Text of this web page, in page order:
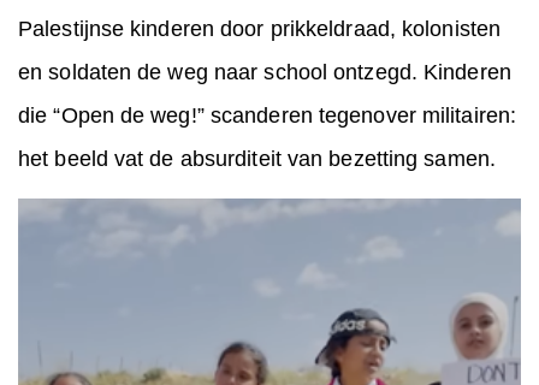
Palestijnse kinderen door prikkeldraad, kolonisten
en soldaten de weg naar school ontzegd. Kinderen
die “Open de weg!” scanderen tegenover militairen:
het beeld vat de absurditeit van bezetting samen.